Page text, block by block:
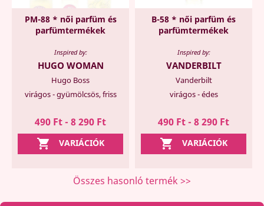
PM-88 * női parfüm és
parfümtermékek
Inspired by:
HUGO WOMAN
Hugo Boss
virágos - gyümölcsös, friss
490 Ft - 8 290 Ft
 VARIÁCIÓK
B-58 * női parfüm és
parfümtermékek
Inspired by:
VANDERBILT
Vanderbilt
virágos - édes
490 Ft - 8 290 Ft
 VARIÁCIÓK
Összes hasonló termék >>